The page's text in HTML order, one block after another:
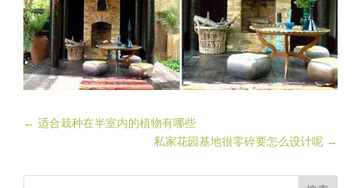
←适合栽种在半室内的植物有哪些
私家花园基地很零碎要怎么设计呢→